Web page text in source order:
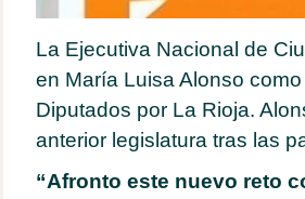
La Ejecutiva Nacional de
en María Luisa Alonso
Diputados por La Rioja.
anterior legislatura tras las
“Afronto este nuevo reto